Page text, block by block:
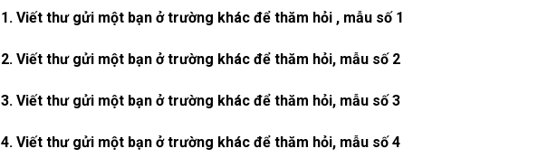
1. Viết thư gửi một bạn ở trường khác để thăm hỏi , mẫu số 1
2. Viết thư gửi một bạn ở trường khác để thăm hỏi, mẫu số 2
3. Viết thư gửi một bạn ở trường khác để thăm hỏi, mẫu số 3
4. Viết thư gửi một bạn ở trường khác để thăm hỏi, mẫu số 4